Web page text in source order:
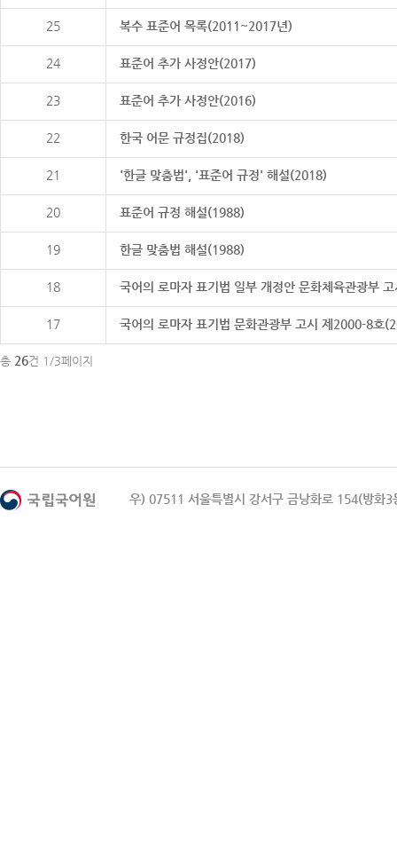
25 복수 표준어 목록(2011~2017년)
24 표준어 추가 사정안(2017)
23 표준어 추가 사정안(2016)
22 한국 어문 규정집(2018)
21 '한글 맞춤법', '표준어 규정' 해설(2018)
20 표준어 규정 해설(1988)
19 한글 맞춤법 해설(1988)
18 국어의 로마자 표기법 일부 개정안 문화체육관광부
17 국어의 로마자 표기법 문화관광부 고시 제2000-8호
총 26건 1/3페이지
우) 07511 서울특별시 강서구 금낭화로 154(방화3